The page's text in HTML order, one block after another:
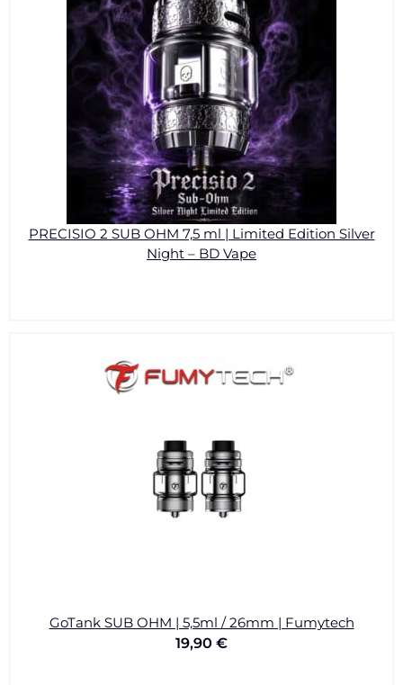
PRECISIO 2 SUB OHM 7,5 ml | Limited Edition Silver
Night – BD Vape
GoTank SUB OHM | 5,5ml / 26mm | Fumytech
19,90 €